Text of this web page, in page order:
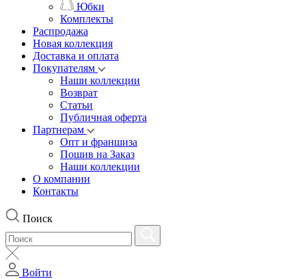
Юбки
Комплекты
Распродажа
Новая коллекция
Доставка и оплата
Покупателям
Наши коллекции
Возврат
Статьи
Публичная оферта
Партнерам
Опт и франшиза
Пошив на Заказ
Наши коллекции
О компании
Контакты
Поиск
Войти